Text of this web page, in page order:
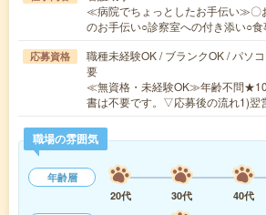
≪病院でちょっとしたお手伝い≫〇
のお手伝い○診察室への付き添い○
応募資格
職種未経験OK / ブランクOK / パソ
要
≪無資格・未経験OK≫年齢不問
書は不要です。▽応募後の流れ1)翌
職場の雰囲気
年齢層
20代
30代 40代